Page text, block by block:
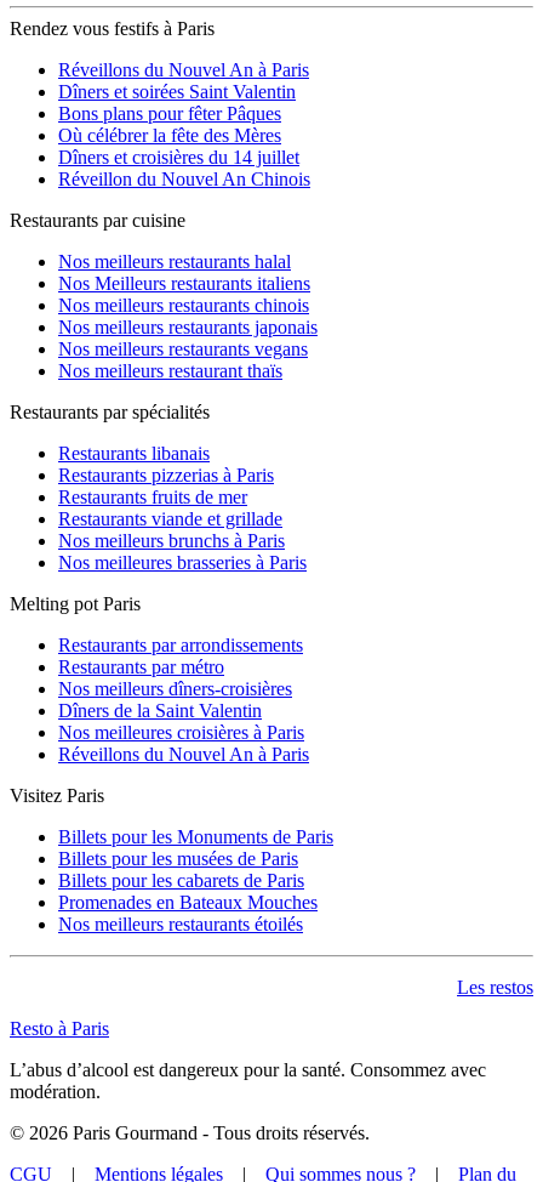
Rendez vous festifs à Paris
Réveillons du Nouvel An à Paris
Dîners et soirées Saint Valentin
Bons plans pour fêter Pâques
Où célébrer la fête des Mères
Dîners et croisières du 14 juillet
Réveillon du Nouvel An Chinois
Restaurants par cuisine
Nos meilleurs restaurants halal
Nos Meilleurs restaurants italiens
Nos meilleurs restaurants chinois
Nos meilleurs restaurants japonais
Nos meilleurs restaurants vegans
Nos meilleurs restaurant thaïs
Restaurants par spécialités
Restaurants libanais
Restaurants pizzerias à Paris
Restaurants fruits de mer
Restaurants viande et grillade
Nos meilleurs brunchs à Paris
Nos meilleures brasseries à Paris
Melting pot Paris
Restaurants par arrondissements
Restaurants par métro
Nos meilleurs dîners-croisières
Dîners de la Saint Valentin
Nos meilleures croisières à Paris
Réveillons du Nouvel An à Paris
Visitez Paris
Billets pour les Monuments de Paris
Billets pour les musées de Paris
Billets pour les cabarets de Paris
Promenades en Bateaux Mouches
Nos meilleurs restaurants étoilés
Les restos
Resto à Paris
L’abus d’alcool est dangereux pour la santé. Consommez avec
modération.
© 2026 Paris Gourmand - Tous droits réservés.
CGU | Mentions légales | Qui sommes nous ? | Plan du